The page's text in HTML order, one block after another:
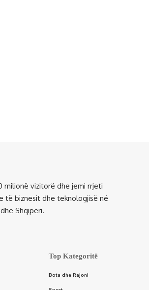
milionë vizitorë dhe jemi rrjeti
të biznesit dhe teknologjisë në
Shqipëri.
Top Kategoritë
Bota dhe Rajoni